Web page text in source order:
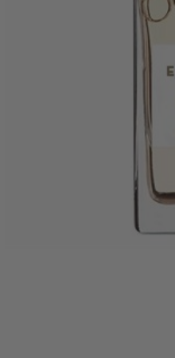
Parfum -
11,95 €